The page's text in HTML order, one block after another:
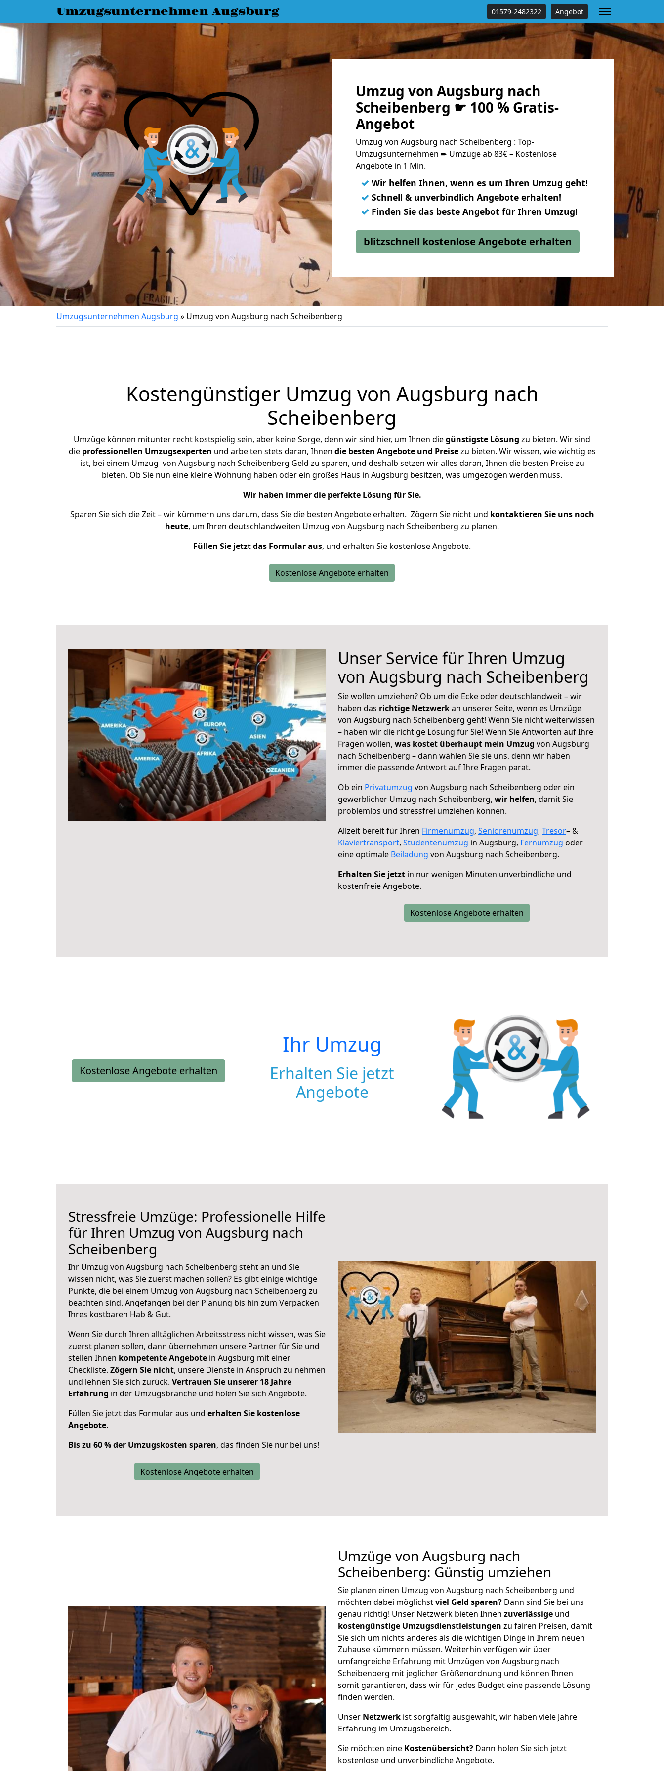
Umzugsunternehmen Augsburg 01579-2482322 Angebot
Umzug von Augsburg nach
Scheibenberg ☛ 100 % Gratis-
Angebot
Umzug von Augsburg nach Scheibenberg : Top-
Umzugsunternehmen ➨ Umzüge ab 83€ – Kostenlose
Angebote in 1 Min.
✓ Wir helfen Ihnen, wenn es um Ihren Umzug geht!
✓ Schnell & unverbindlich Angebote erhalten!
✓ Finden Sie das beste Angebot für Ihren Umzug!
blitzschnell kostenlose Angebote erhalten
Umzugsunternehmen Augsburg » Umzug von Augsburg nach Scheibenberg
Kostengünstiger Umzug von Augsburg nach
Scheibenberg
Umzüge können mitunter recht kostspielig sein, aber keine Sorge, denn wir sind hier, um Ihnen diegünstigste Lösung zu bieten. Wir sind
die professionellen Umzugsexperten und arbeiten stets daran, Ihnen die besten Angebote und Preisezu bieten. Wir wissen, wie wichtig es
ist, bei einem Umzug von Augsburg nach Scheibenberg Geld zu sparen, und deshalb setzen wir alles daran, Ihnen die besten Preise zu
bieten. Ob Sie nun eine kleine Wohnung haben oder ein großes Haus in Augsburg besitzen, was umgezogen werden muss.
Wir haben immer die perfekte Lösung für Sie.
Sparen Sie sich die Zeit – wir kümmern uns darum, dass Sie die besten Angebote erhalten. Zögern Sie nicht und kontaktieren Sie uns noch
heute, um Ihren deutschlandweiten Umzug von Augsburg nach Scheibenberg zu planen.
Füllen Sie jetzt das Formular aus, und erhalten Sie kostenlose Angebote.
Kostenlose Angebote erhalten
Unser Service für Ihren Umzug
von Augsburg nach Scheibenberg
Sie wollen umziehen? Ob um die Ecke oder deutschlandweit – wir
haben das richtige Netzwerkan unserer Seite, wenn es Umzüge
von Augsburg nach Scheibenberg geht! Wenn Sie nicht weiterwissen
– haben wir die richtige Lösung für Sie! Wenn Sie Antworten auf Ihre
Fragen wollen, was kostet überhaupt mein Umzug von Augsburg
nach Scheibenberg – dann wählen Sie sie uns, denn wir haben
immer die passende Antwort auf Ihre Fragen parat.
Ob ein Privatumzug von Augsburg nach Scheibenberg oder ein
gewerblicher Umzug nach Scheibenberg, wir helfen, damit Sie
problemlos und stressfrei umziehen können.
Allzeit bereit für Ihren Firmenumzug, Seniorenumzug, Tresor– &
Klaviertransport, Studentenumzug in Augsburg, Fernumzug oder
eine optimale Beiladung von Augsburg nach Scheibenberg.
Erhalten Sie jetzt in nur wenigen Minuten unverbindliche und
kostenfreie Angebote.
Kostenlose Angebote erhalten
Kostenlose Angebote erhalten
Ihr Umzug
Erhalten Sie jetzt
Angebote
Stressfreie Umzüge: Professionelle Hilfe
für Ihren Umzug von Augsburg nach
Scheibenberg
Ihr Umzug von Augsburg nach Scheibenberg steht an und Sie
wissen nicht, was Sie zuerst machen sollen? Es gibt einige wichtige
Punkte, die bei einem Umzug von Augsburg nach Scheibenberg zu
beachten sind. Angefangen bei der Planung bis hin zum Verpacken
Ihres kostbaren Hab & Gut.
Wenn Sie durch Ihren alltäglichen Arbeitsstress nicht wissen, was Sie
zuerst planen sollen, dann übernehmen unsere Partner für Sie und
stellen Ihnen kompetente Angebote in Augsburg mit einer
Checkliste. Zögern Sie nicht, unsere Dienste in Anspruch zu nehmen
und lehnen Sie sich zurück. Vertrauen Sie unserer 18 Jahre
Erfahrung in der Umzugsbranche und holen Sie sich Angebote.
Füllen Sie jetzt das Formular aus und erhalten Sie kostenlose
Angebote.
Bis zu 60 % der Umzugskosten sparen, das finden Sie nur bei uns!
Kostenlose Angebote erhalten
Umzüge von Augsburg nach
Scheibenberg: Günstig umziehen
Sie planen einen Umzug von Augsburg nach Scheibenberg und
möchten dabei möglichstviel Geld sparen? Dann sind Sie bei uns
genau richtig! Unser Netzwerk bieten Ihnen zuverlässige und
kostengünstige Umzugsdienstleistungen zu fairen Preisen, damit
Sie sich um nichts anderes als die wichtigen Dinge in Ihrem neuen
Zuhause kümmern müssen. Weiterhin verfügen wir über
umfangreiche Erfahrung mit Umzügen von Augsburg nach
Scheibenberg mit jeglicher Größenordnung und können Ihnen
somit garantieren, dass wir für jedes Budget eine passende Lösung
finden werden.
Unser Netzwerk ist sorgfältig ausgewählt, wir haben viele Jahre
Erfahrung im Umzugsbereich.
Sie möchten eine Kostenübersicht? Dann holen Sie sich jetzt
kostenlose und unverbindliche Angebote.